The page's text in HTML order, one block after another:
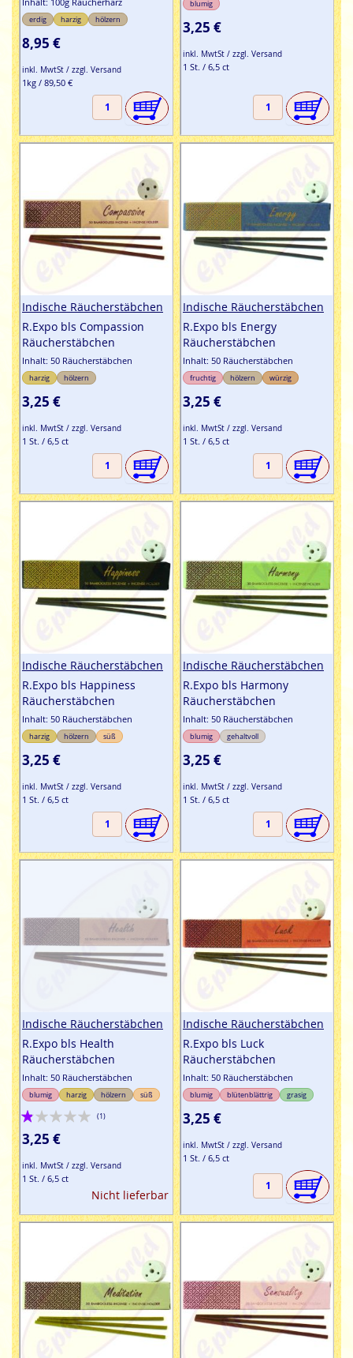
Ephra World Shopbietet diese typisch indischen
Räucherstäbchen und Räucherharze zu einem echt
günstigen Preis an und öffnet die Tore zu R.Expos
mystischer Welt indischer Düfte. Einfach bestellen &
günstig kaufen - leicht gemacht.
erdig harzig hölzern
8,95 €
inkl. MwtSt / zzgl. Versand
1kg / 89,50 €
blumig
3,25 €
inkl. MwtSt / zzgl. Versand
1 St. / 6,5 ct
Indische Räucherstäbchen
R.Expo bls Compassion
Räucherstäbchen
Inhalt: 50 Räucherstäbchen
harzig hölzern
3,25 €
inkl. MwtSt / zzgl. Versand
1 St. / 6,5 ct
Indische Räucherstäbchen
R.Expo bls Energy
Räucherstäbchen
Inhalt: 50 Räucherstäbchen
fruchtig hölzern würzig
3,25 €
inkl. MwtSt / zzgl. Versand
1 St. / 6,5 ct
Indische Räucherstäbchen
R.Expo bls Happiness
Räucherstäbchen
Inhalt: 50 Räucherstäbchen
harzig hölzern süß
3,25 €
inkl. MwtSt / zzgl. Versand
1 St. / 6,5 ct
Indische Räucherstäbchen
R.Expo bls Harmony
Räucherstäbchen
Inhalt: 50 Räucherstäbchen
blumig gehaltvoll
3,25 €
inkl. MwtSt / zzgl. Versand
1 St. / 6,5 ct
Indische Räucherstäbchen
R.Expo bls Health
Räucherstäbchen
Inhalt: 50 Räucherstäbchen
blumig harzig hölzern süß
Bewertung:
20%
(1)
3,25 €
inkl. MwtSt / zzgl. Versand
1 St. / 6,5 ct
Nicht lieferbar
Indische Räucherstäbchen
R.Expo bls Luck
Räucherstäbchen
Inhalt: 50 Räucherstäbchen
blumig blütenblättrig grasig
3,25 €
inkl. MwtSt / zzgl. Versand
1 St. / 6,5 ct